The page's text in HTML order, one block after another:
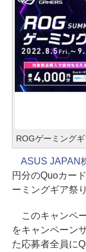
ROGゲーミングギ
ASUS JAPAN
円分のQuoカー
ーミングギア祭
このキャンペ
をキャンペーン
た応募者全員に